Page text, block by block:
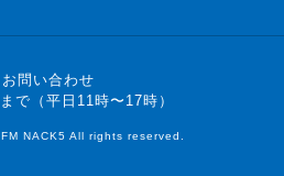
問い合わせ
で（平日11時〜17時）
NACK5 All rights reserved.